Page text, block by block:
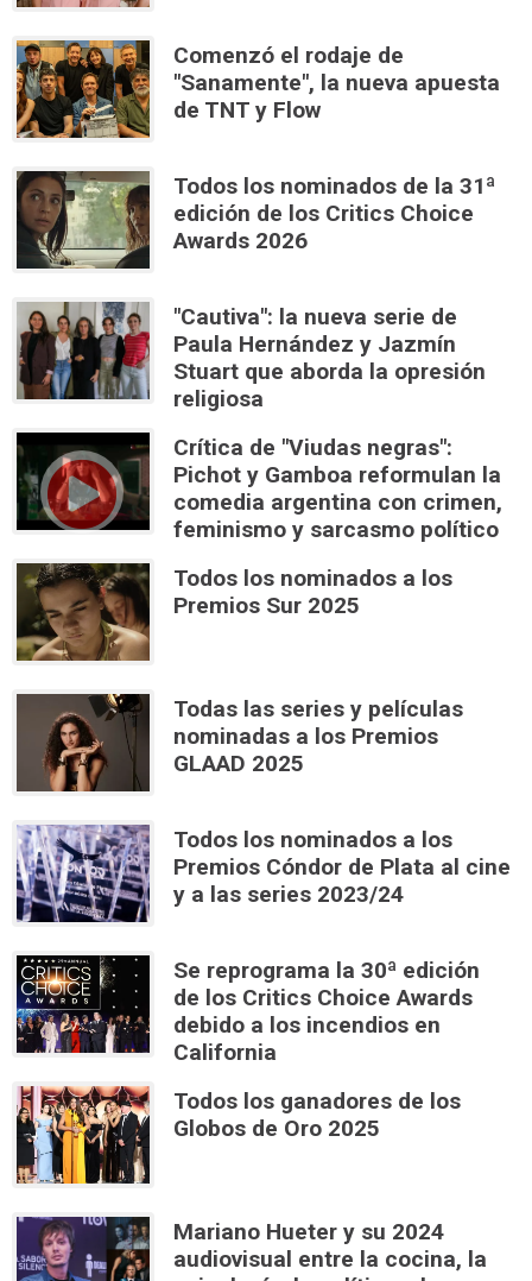
Comenzó el rodaje de
"Sanamente", la nueva apuesta
de TNT y Flow
Todos los nominados de la 31ª
edición de los Critics Choice
Awards 2026
"Cautiva": la nueva serie de
Paula Hernández y Jazmín
Stuart que aborda la opresión
religiosa
Crítica de "Viudas negras":
Pichot y Gamboa reformulan la
comedia argentina con crimen,
feminismo y sarcasmo político
Todos los nominados a los
Premios Sur 2025
Todas las series y películas
nominadas a los Premios
GLAAD 2025
Todos los nominados a los
Premios Cóndor de Plata al cine
y a las series 2023/24
Se reprograma la 30ª edición
de los Critics Choice Awards
debido a los incendios en
California
Todos los ganadores de los
Globos de Oro 2025
Mariano Hueter y su 2024
audiovisual entre la cocina, la